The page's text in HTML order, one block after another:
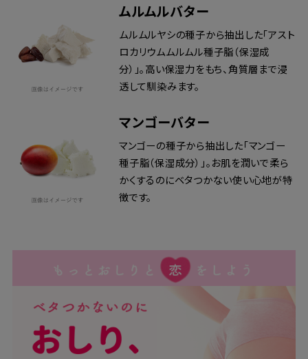
ムルムルバター
ムルムルヤシの種子から抽出した「アスト
ロカリウムムルムル種子脂（保湿成
分）」。高い保湿力をもち、角質層まで浸
透して馴染みます。
マンゴーバター
マンゴーの種子から抽出した「マンゴー
種子脂（保湿成分）」。お肌を潤いで柔ら
かくするのにベタつかない使い心地が特
徴です。